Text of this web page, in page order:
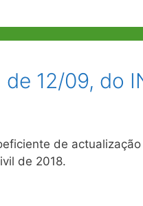
de 12/09, do
de
de 2018.